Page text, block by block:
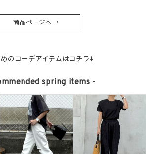
商品ページへ →
のコーデアイテムはコチラ↓
spring items -